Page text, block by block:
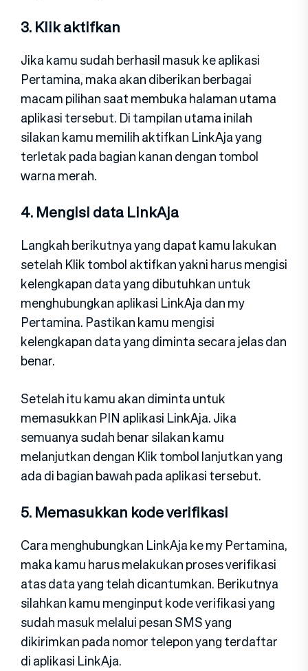
3. Klik aktifkan
Jika kamu sudah berhasil masuk ke aplikasi
Pertamina, maka akan diberikan berbagai
macam pilihan saat membuka halaman utama
aplikasi tersebut. Di tampilan utama inilah
silakan kamu memilih aktifkan LinkAja yang
terletak pada bagian kanan dengan tombol
warna merah.
4. Mengisi data LinkAja
Langkah berikutnya yang dapat kamu lakukan
setelah Klik tombol aktifkan yakni harus mengisi
kelengkapan data yang dibutuhkan untuk
menghubungkan aplikasi LinkAja dan my
Pertamina. Pastikan kamu mengisi
kelengkapan data yang diminta secara jelas dan
benar.
Setelah itu kamu akan diminta untuk
memasukkan PIN aplikasi LinkAja. Jika
semuanya sudah benar silakan kamu
melanjutkan dengan Klik tombol lanjutkan yang
ada di bagian bawah pada aplikasi tersebut.
5. Memasukkan kode verifikasi
Cara menghubungkan LinkAja ke my Pertamina,
maka kamu harus melakukan proses verifikasi
atas data yang telah dicantumkan. Berikutnya
silahkan kamu menginput kode verifikasi yang
sudah masuk melalui pesan SMS yang
dikirimkan pada nomor telepon yang terdaftar
di aplikasi LinkAja.